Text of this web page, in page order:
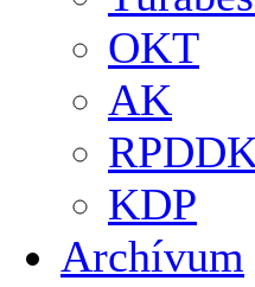
OKT
AK
KDP
Archívum